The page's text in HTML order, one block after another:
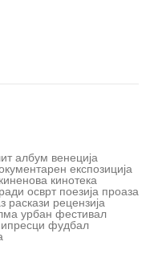
албум венеција
експозиција
кинотека
осврт поезија проаза
раскази рецензија
урбан фестивал
фудбал